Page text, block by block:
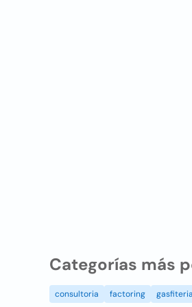
Categorías más
consultoria factoring gasfiteria